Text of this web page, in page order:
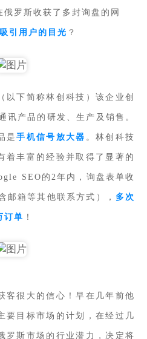
罗斯收获了多封询盘的网
引用户的目光 ？
以下简称林创科技）该企业创
讯产品的研发、生产及销售。
是手机信号放大器 。林创科技
着丰富的经验并取得了显著的
SEO的2年内，询盘表单收
邮箱等其他联系方式）， 多次
订单 ！
客很大的信心！早在几年前他
要目标市场的计划，在经过几
罗斯市场的行业潜力，决定将